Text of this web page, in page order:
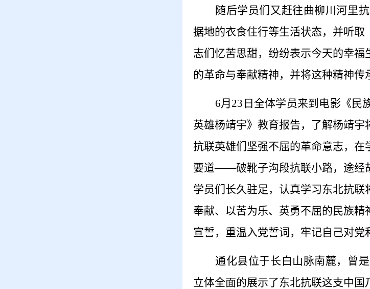
随后学员们又赶往曲柳川河里
据地的衣食住行等生活状态，并听
志们忆苦思甜，纷纷表示今天的幸
的革命与奉献精神，并将这种精神传
6月 23 日全体学员来到电影《民
英雄杨靖宇》教育报告，了解杨靖
抗联英雄们坚强不屈的革命意志，
要道——破靴子沟段抗联小路，途经
学员们长久驻足，认真学习东北抗
奉献、以苦为乐、英勇不屈的民族
宣誓，重温入党誓词，牢记自己对党
通化县位于长白山脉南麓，曾
立体全面的展示了东北抗联这支中国